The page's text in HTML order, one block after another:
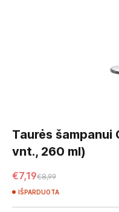
to
beginning
the
images
gallery
Taurės šampanui
vnt., 260 ml)
€7,19€8,99
IŠPARDUOTA